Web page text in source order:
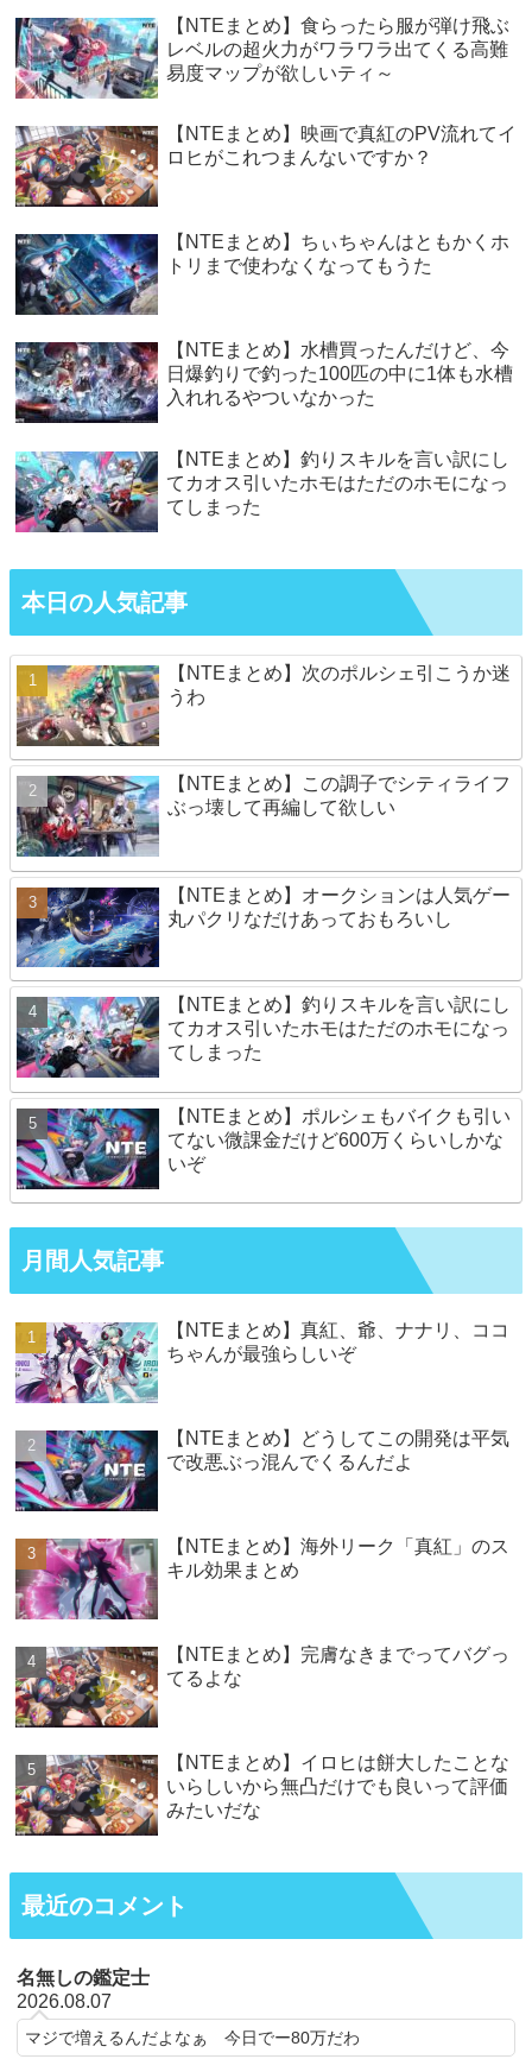
【NTEまとめ】食らったら服が弾け飛ぶ
レベルの超火力がワラワラ出てくる高難
易度マップが欲しいティ～
【NTEまとめ】映画で真紅のPV流れてイ
ロヒがこれつまんないですか？
【NTEまとめ】ちぃちゃんはともかくホ
トリまで使わなくなってもうた
【NTEまとめ】水槽買ったんだけど、今
日爆釣りで釣った100匹の中に1体も水槽
入れれるやついなかった
【NTEまとめ】釣りスキルを言い訳にし
てカオス引いたホモはただのホモになっ
てしまった
本日の人気記事
【NTEまとめ】次のポルシェ引こうか迷
うわ
【NTEまとめ】この調子でシティライフ
ぶっ壊して再編して欲しい
【NTEまとめ】オークションは人気ゲー
丸パクリなだけあっておもろいし
【NTEまとめ】釣りスキルを言い訳にし
てカオス引いたホモはただのホモになっ
てしまった
【NTEまとめ】ポルシェもバイクも引い
てない微課金だけど600万くらいしかな
いぞ
月間人気記事
【NTEまとめ】真紅、爺、ナナリ、ココ
ちゃんが最強らしいぞ
【NTEまとめ】どうしてこの開発は平気
で改悪ぶっ混んでくるんだよ
【NTEまとめ】海外リーク「真紅」のス
キル効果まとめ
【NTEまとめ】完膚なきまでってバグっ
てるよな
【NTEまとめ】イロヒは餅大したことな
いらしいから無凸だけでも良いって評価
みたいだな
最近のコメント
名無しの鑑定士
2026.08.07
マジで増えるんだよなぁ 今日でー80万だわ